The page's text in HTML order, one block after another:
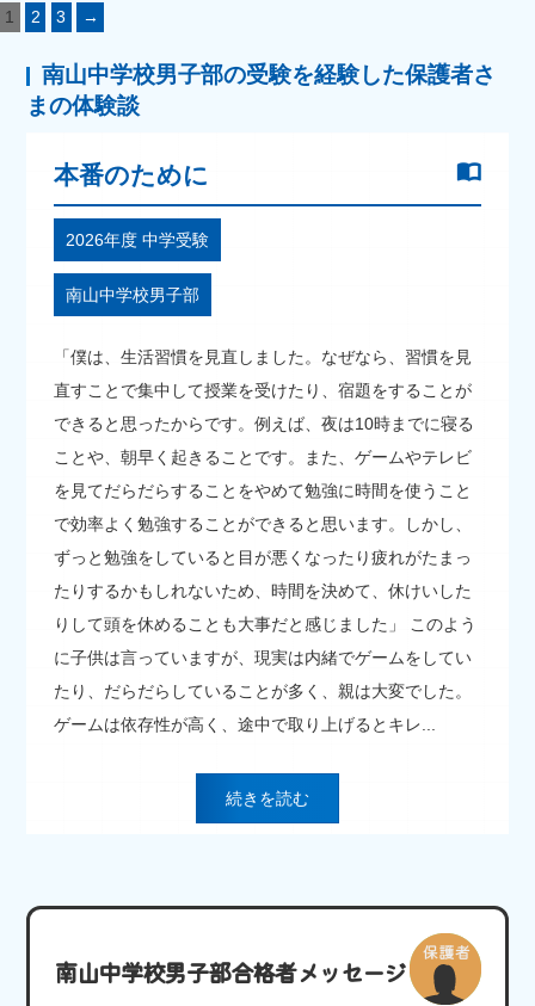
1 2 3 →
南山中学校男子部の受験を経験した保護者さ
まの体験談
本番のために
2026年度 中学受験
南山中学校男子部
「僕は、生活習慣を見直しました。なぜなら、習慣を見
直すことで集中して授業を受けたり、宿題をすることが
できると思ったからです。例えば、夜は10時までに寝る
ことや、朝早く起きることです。また、ゲームやテレビ
を見てだらだらすることをやめて勉強に時間を使うこと
で効率よく勉強することができると思います。しかし、
ずっと勉強をしていると目が悪くなったり疲れがたまっ
たりするかもしれないため、時間を決めて、休けいした
りして頭を休めることも大事だと感じました」 このよう
に子供は言っていますが、現実は内緒でゲームをしてい
たり、だらだらしていることが多く、親は大変でした。
ゲームは依存性が高く、途中で取り上げるとキレ...
続きを読む
南山中学校男子部合格者メッセージ